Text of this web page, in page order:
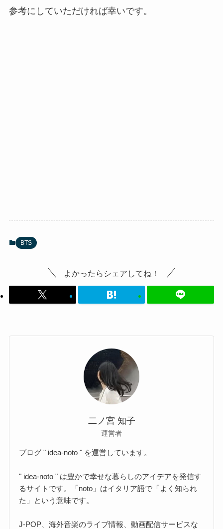
参考にしていただければ幸いです。
BTS
よかったらシェアしてね！
二ノ宮 知子
運営者
ブログ " idea-noto " を運営しています。
" idea-noto " は豊かで幸せな暮らしのアイデアを発信す
るサイトです。「noto」はイタリア語で「よく知られ
た」という意味です。
J-POP、海外音楽のライブ情報、動画配信サービスな